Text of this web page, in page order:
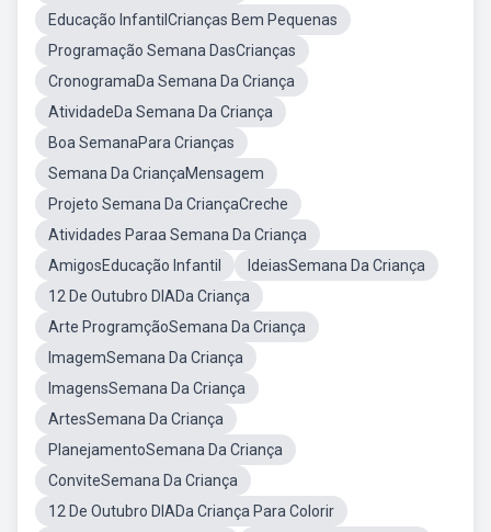
Educação InfantilCrianças Bem Pequenas
Programação Semana DasCrianças
CronogramaDa Semana Da Criança
AtividadeDa Semana Da Criança
Boa SemanaPara Crianças
Semana Da CriançaMensagem
Projeto Semana Da CriançaCreche
Atividades Paraa Semana Da Criança
AmigosEducação Infantil
IdeiasSemana Da Criança
12 De Outubro DIADa Criança
Arte ProgramçãoSemana Da Criança
ImagemSemana Da Criança
ImagensSemana Da Criança
ArtesSemana Da Criança
PlanejamentoSemana Da Criança
ConviteSemana Da Criança
12 De Outubro DIADa Criança Para Colorir